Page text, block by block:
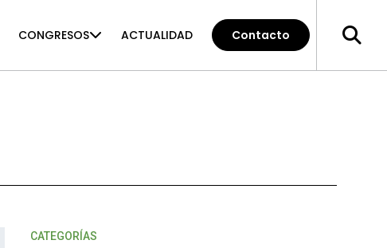
CONGRESOS ACTUALIDAD Contacto
CATEGORÍAS